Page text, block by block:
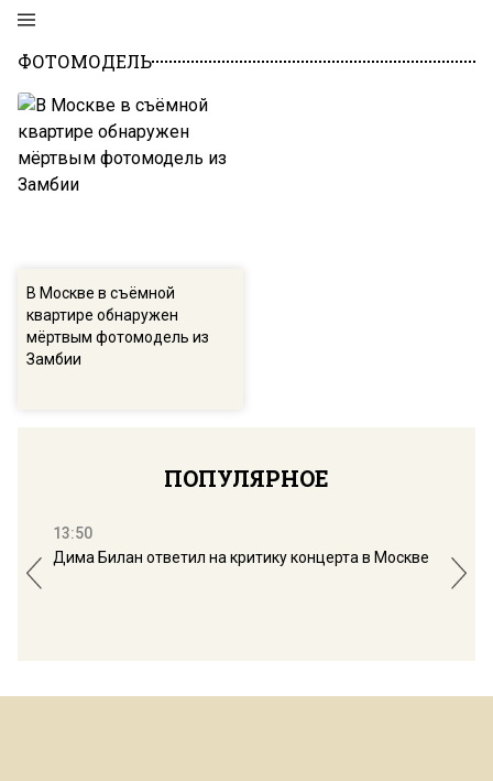
ФОТОМОДЕЛЬ
В Москве в съёмной
квартире обнаружен
мёртвым фотомодель из
Замбии
ПОПУЛЯРНОЕ
13:50
Дима Билан ответил на критику концерта в Москве